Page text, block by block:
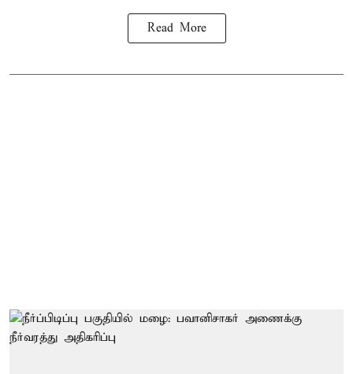
Read More